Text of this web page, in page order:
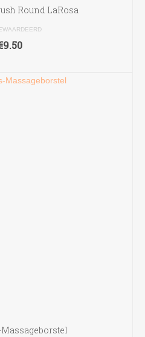
Round LaRosa
9.50